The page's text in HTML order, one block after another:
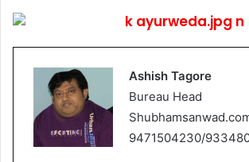
Ashish Tagore
Bureau Head
9471504230/